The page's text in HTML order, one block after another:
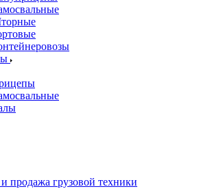
продажа грузовой техники